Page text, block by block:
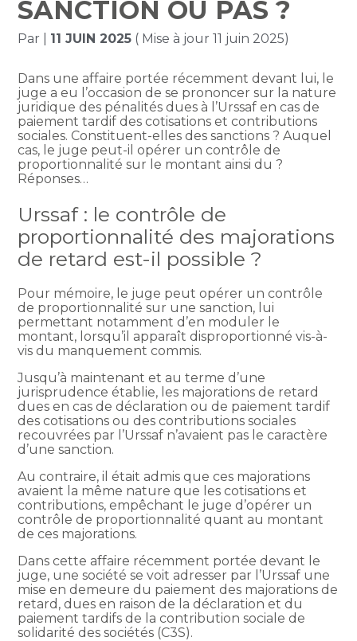
SANCTION OU PAS ?
Par 11 JUIN 2025 ( Mise à jour 11 juin 2025)
Dans une affaire portée récemment devant lui, le
juge a eu l’occasion de se prononcer sur la nature
juridique des pénalités dues à l’Urssaf en cas de
paiement tardif des cotisations et contributions
sociales. Constituent-elles des sanctions ? Auquel
cas, le juge peut-il opérer un contrôle de
proportionnalité sur le montant ainsi du ?
Réponses…
Urssaf : le contrôle de
proportionnalité des majorations
de retard est-il possible ?
Pour mémoire, le juge peut opérer un contrôle
de proportionnalité sur une sanction, lui
permettant notamment d’en moduler le
montant, lorsqu’il apparaît disproportionné vis-à-
vis du manquement commis.
Jusqu’à maintenant et au terme d’une
jurisprudence établie, les majorations de retard
dues en cas de déclaration ou de paiement tardif
des cotisations ou des contributions sociales
recouvrées par l’Urssaf n’avaient pas le caractère
d’une sanction.
Au contraire, il était admis que ces majorations
avaient la même nature que les cotisations et
contributions, empêchant le juge d’opérer un
contrôle de proportionnalité quant au montant
de ces majorations.
Dans cette affaire récemment portée devant le
juge, une société se voit adresser par l’Urssaf une
mise en demeure du paiement des majorations de
retard, dues en raison de la déclaration et du
paiement tardifs de la contribution sociale de
solidarité des sociétés (C3S).